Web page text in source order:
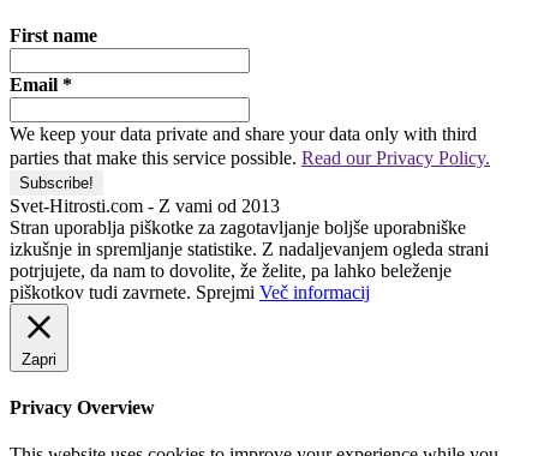
First name
Email *
We keep your data private and share your data only with third
parties that make this service possible. Read our Privacy Policy.
Svet-Hitrosti.com - Z vami od 2013
Stran uporablja piškotke za zagotavljanje boljše uporabniške
izkušnje in spremljanje statistike. Z nadaljevanjem ogleda strani
potrjujete, da nam to dovolite, že želite, pa lahko beleženje
piškotkov tudi zavrnete. Sprejmi Več informacij
Zapri
Privacy Overview